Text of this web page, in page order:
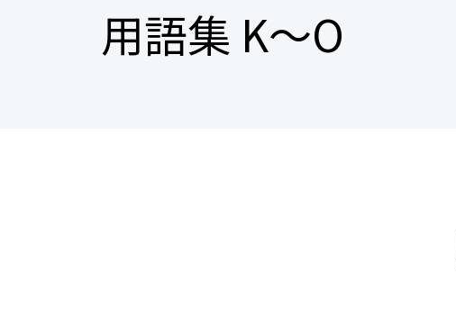
用語集 K～O